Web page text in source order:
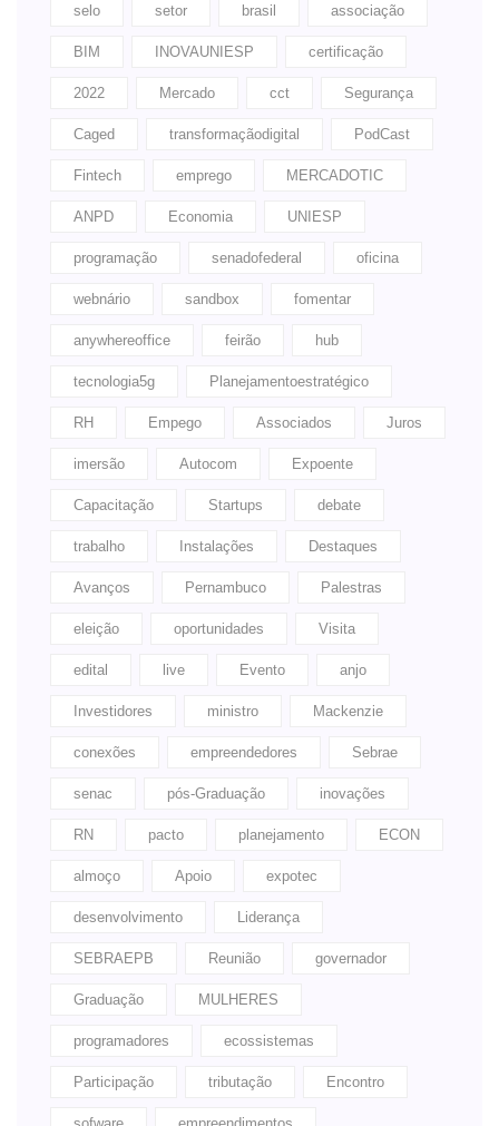
selo setor brasil associação
BIM INOVAUNIESP certificação
2022 Mercado cct Segurança
Caged transformaçãodigital PodCast
Fintech emprego MERCADOTIC
ANPD Economia UNIESP
programação senadofederal oficina
webnário sandbox fomentar
anywhereoffice feirão hub
tecnologia5g Planejamentoestratégico
RH Empego Associados Juros
imersão Autocom Expoente
Capacitação Startups debate
trabalho Instalações Destaques
Avanços Pernambuco Palestras
eleição oportunidades Visita
edital live Evento anjo
Investidores ministro Mackenzie
conexões empreendedores Sebrae
senac pós-Graduação inovações
RN pacto planejamento ECON
almoço Apoio expotec
desenvolvimento Liderança
SEBRAEPB Reunião governador
Graduação MULHERES
programadores ecossistemas
Participação tributação Encontro